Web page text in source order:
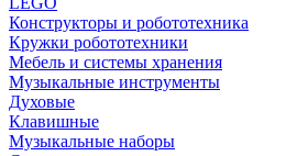
Конструкторы и робототехника
Кружки робототехники
Мебель и системы хранения
Музыкальные инструменты
Духовые
Клавишные
Музыкальные наборы